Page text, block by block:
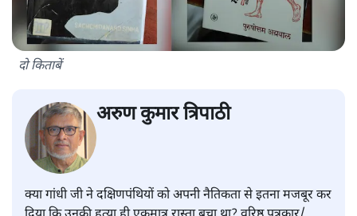
दो किताबें
अरुण कुमार त्रिपाठी
क्या गांधी जी ने दक्षिणपंथियों को अपनी नैतिकता से इतना मजबूर कर